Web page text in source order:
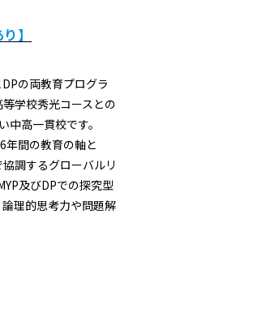
】
DPの両教育プログラ
学校秀光コースとの
高一貫校です。
間の教育の軸と
調するグローバルリ
及びDPでの探究型
理的思考力や問題解